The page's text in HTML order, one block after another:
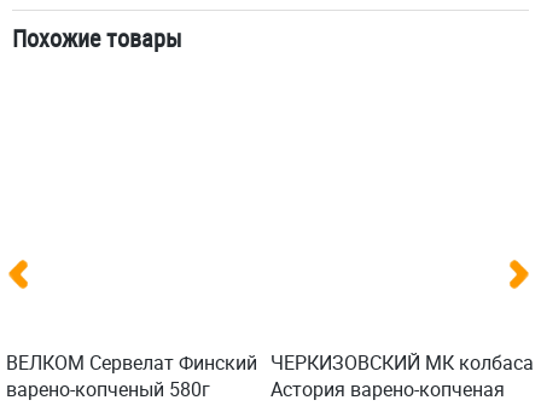
Похожие товары
ВЕЛКОМ Сервелат Финский
варено-копченый 580г
ЧЕРКИЗОВСКИЙ МК колбаса
Астория варено-копченая